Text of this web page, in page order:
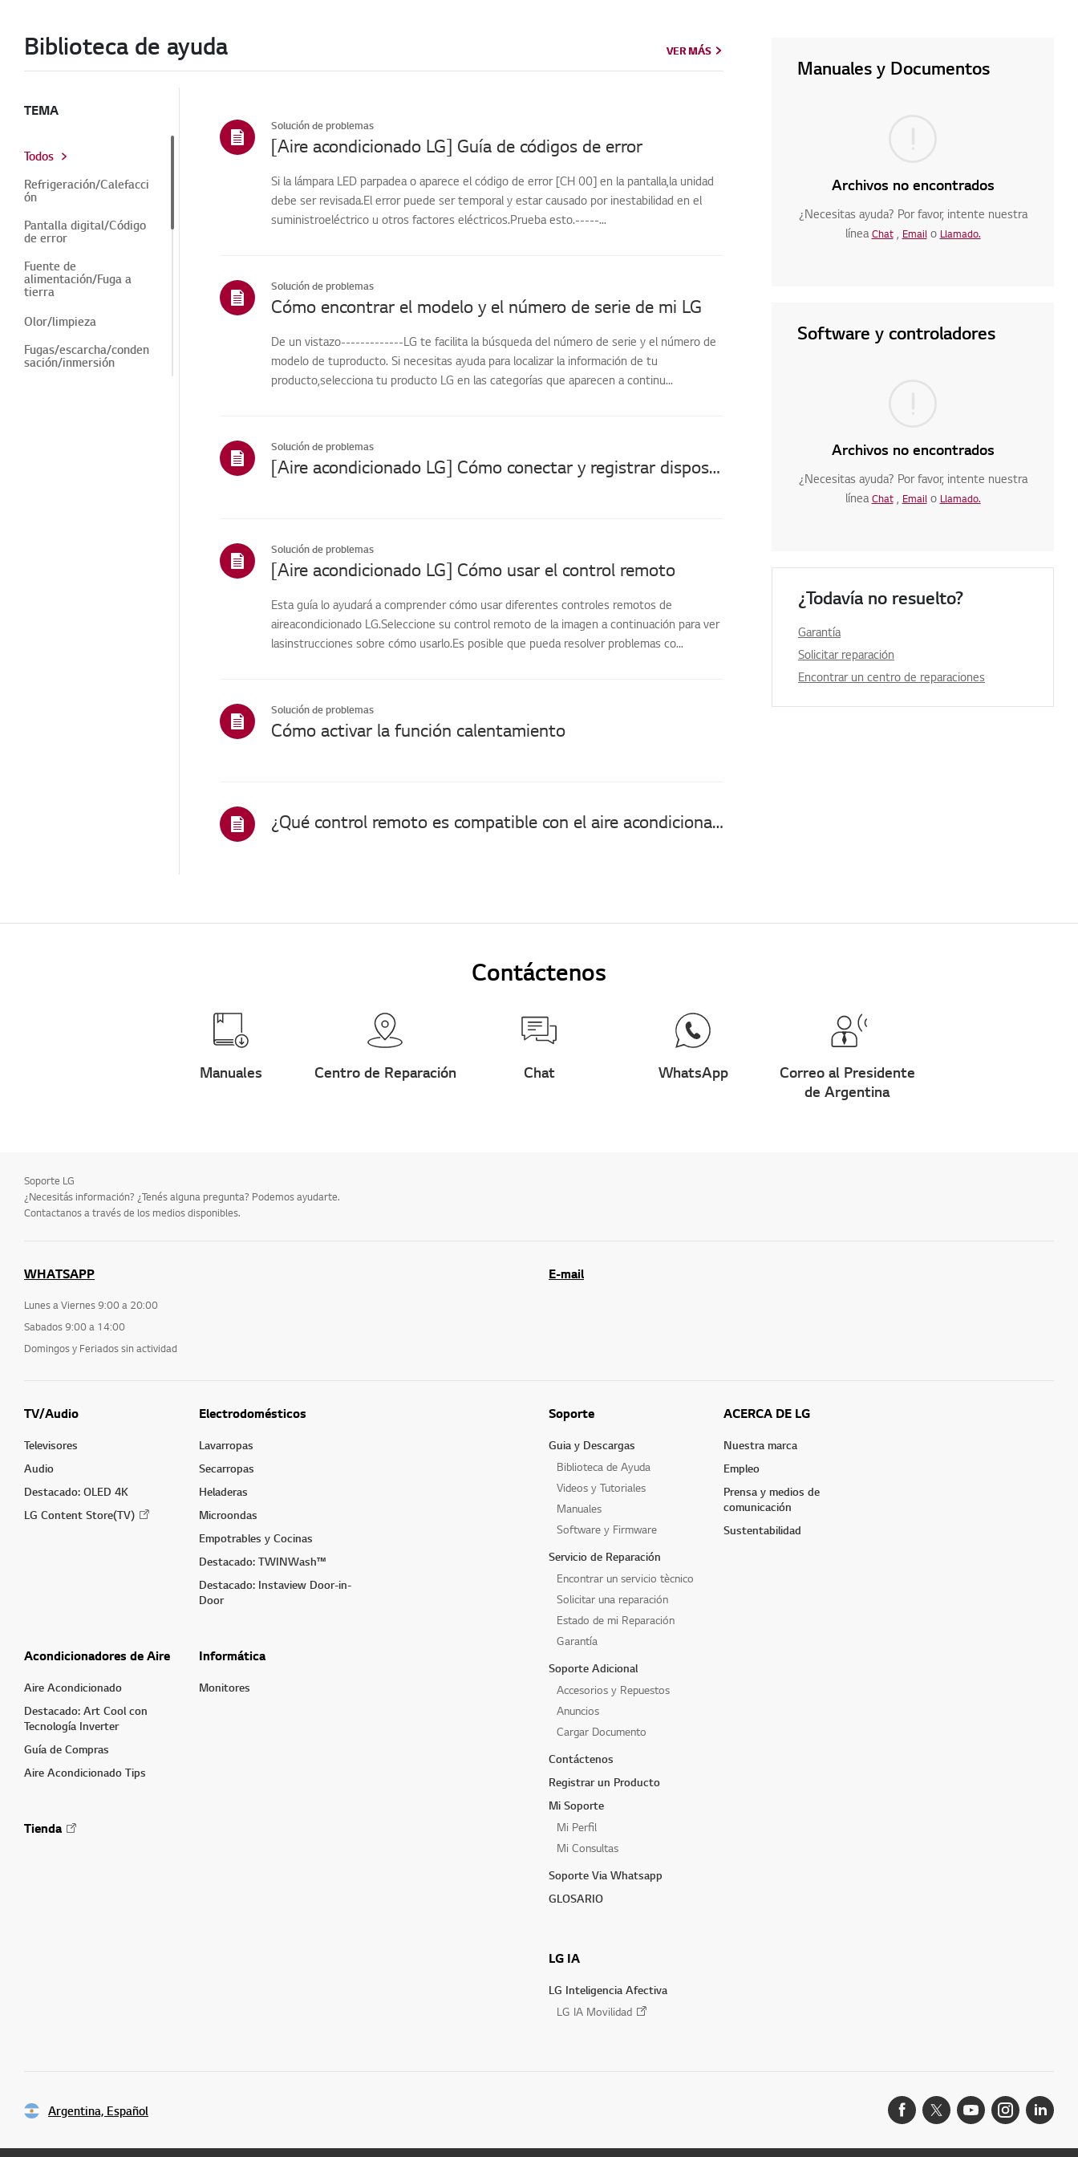
Biblioteca de ayuda VER MÁS
TEMA
Todos
Refrigeración/Calefacci
ón
Pantalla digital/Código
de error
Fuente de
alimentación/Fuga a
tierra
Olor/limpieza
Fugas/escarcha/conden
sación/inmersión
Solución de problemas
[Aire acondicionado LG] Guía de códigos de error
Si la lámpara LED parpadea o aparece el código de error [CH 00] en la pantalla,la unidad
debe ser revisada.El error puede ser temporal y estar causado por inestabilidad en el
suministroeléctrico u otros factores eléctricos.Prueba esto.-----...
Solución de problemas
Cómo encontrar el modelo y el número de serie de mi LG
De un vistazo-------------LG te facilita la búsqueda del número de serie y el número de
modelo de tuproducto. Si necesitas ayuda para localizar la información de tu
producto,selecciona tu producto LG en las categorías que aparecen a continu...
Solución de problemas
[Aire acondicionado LG] Cómo conectar y registrar dispositivos en la aplicación LG ThinQ
Solución de problemas
[Aire acondicionado LG] Cómo usar el control remoto
Esta guía lo ayudará a comprender cómo usar diferentes controles remotos de
aireacondicionado LG.Seleccione su control remoto de la imagen a continuación para ver
lasinstrucciones sobre cómo usarlo.Es posible que pueda resolver problemas co...
Solución de problemas
Cómo activar la función calentamiento
¿Qué control remoto es compatible con el aire acondicionado?
VER MÁS
Manuales y Documentos
Archivos no encontrados
¿Necesitas ayuda? Por favor, intente nuestra
línea Chat, Emailo Llamado.
Software y controladores
Archivos no encontrados
¿Necesitas ayuda? Por favor, intente nuestra
línea Chat, Emailo Llamado.
¿Todavía no resuelto?
Garantía
Solicitar reparación
Encontrar un centro de reparaciones
Contáctenos
Manuales Centro de Reparación Chat WhatsApp
Correo al Presidente
de Argentina
Soporte LG
¿Necesitás información? ¿Tenés alguna pregunta? Podemos ayudarte.
Contactanos a través de los medios disponibles.
WHATSAPP
Lunes a Viernes 9:00 a 20:00
Sabados 9:00 a 14:00
Domingos y Feriados sin actividad
E-mail
TV/Audio
Televisores
Audio
Destacado: OLED 4K
LG Content Store(TV)
Electrodomésticos
Lavarropas
Secarropas
Heladeras
Microondas
Empotrables y Cocinas
Destacado: TWINWash™
Destacado: Instaview Door-in-
Door
Acondicionadores de Aire
Aire Acondicionado
Destacado: Art Cool con
Tecnología Inverter
Guía de Compras
Aire Acondicionado Tips
Informática
Monitores
Tienda
Soporte
Guia y Descargas
Biblioteca de Ayuda
Videos y Tutoriales
Manuales
Software y Firmware
Servicio de Reparación
Encontrar un servicio tècnico
Solicitar una reparación
Estado de mi Reparación
Garantía
Soporte Adicional
Accesorios y Repuestos
Anuncios
Cargar Documento
Contáctenos
Registrar un Producto
Mi Soporte
Mi Perfil
Mi Consultas
Soporte Via Whatsapp
GLOSARIO
LG IA
LG Inteligencia Afectiva
LG IA Movilidad
ACERCA DE LG
Nuestra marca
Empleo
Prensa y medios de
comunicación
Sustentabilidad
Argentina, Español